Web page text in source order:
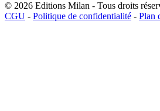
© 2026 Editions Milan - Tous droits
CGU - Politique de confidentialité - Plan